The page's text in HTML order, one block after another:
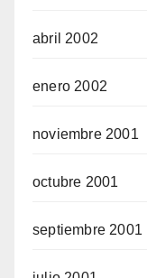
abril 2002
enero 2002
noviembre 2001
octubre 2001
septiembre 2001